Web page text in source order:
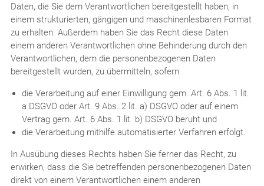
Daten, die Sie dem Verantwortlichen bereitgestellt haben, in
einem strukturierten, gängigen und maschinenlesbaren Format
zu erhalten. Außerdem haben Sie das Recht diese Daten
einem anderen Verantwortlichen ohne Behinderung durch den
Verantwortlichen, dem die personenbezogenen Daten
bereitgestellt wurden, zu übermitteln, sofern
die Verarbeitung auf einer Einwilligung gem. Art. 6 Abs. 1 lit.
a DSGVO oder Art. 9 Abs. 2 lit. a) DSGVO oder auf einem
Vertrag gem. Art. 6 Abs. 1 lit. b) DSGVO beruht und
die Verarbeitung mithilfe automatisierter Verfahren erfolgt.
In Ausübung dieses Rechts haben Sie ferner das Recht, zu
erwirken, dass die Sie betreffenden personenbezogenen Daten
direkt von einem Verantwortlichen einem anderen